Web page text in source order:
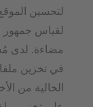
لتحسين
مضاءة. لدى
في تخزين
الخالية من